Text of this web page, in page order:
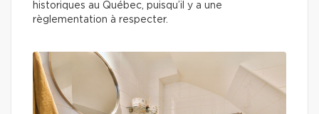
historiques au Québec, puisqu’il y a une
règlementation à respecter.